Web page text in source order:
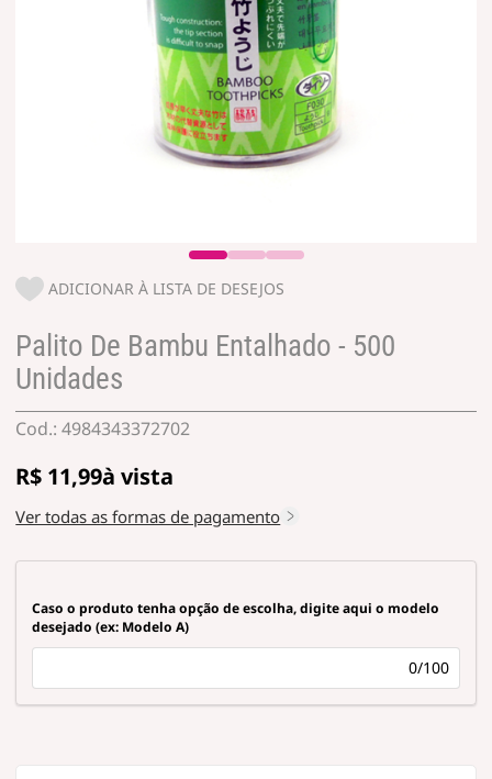
ADICIONAR À LISTA DE DESEJOS
Palito De Bambu Entalhado - 500
Unidades
4984343372702
R$ 11,99
Ver todas as formas de pagamento
Caso o produto tenha opção de escolha, digite aqui o modelo
desejado (ex: Modelo A)
0/100